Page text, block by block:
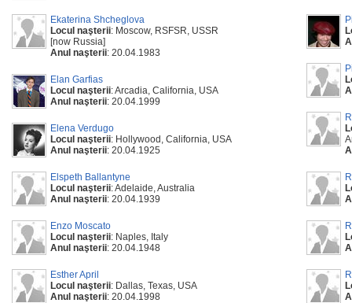
Ekaterina Shcheglova
Locul naşterii: Moscow, RSFSR, USSR
[now Russia]
Anul naşterii: 20.04.1983
Elan Garfias
Locul naşterii: Arcadia, California, USA
Anul naşterii: 20.04.1999
Elena Verdugo
Locul naşterii: Hollywood, California, USA
Anul naşterii: 20.04.1925
Elspeth Ballantyne
Locul naşterii: Adelaide, Australia
Anul naşterii: 20.04.1939
Enzo Moscato
Locul naşterii: Naples, Italy
Anul naşterii: 20.04.1948
Esther April
Locul naşterii: Dallas, Texas, USA
Anul naşterii: 20.04.1998